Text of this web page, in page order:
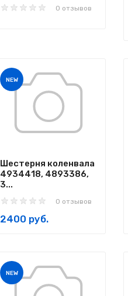
0 отзывов
NEW
Шестерня коленвала
4934418, 4893386,
3...
0 отзывов
2400 руб.
NEW